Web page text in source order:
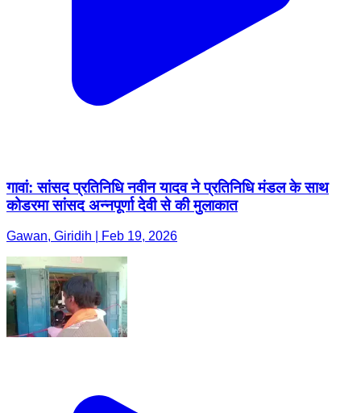
गावां: सांसद प्रतिनिधि नवीन यादव ने प्रतिनिधि मंडल के साथ
कोडरमा सांसद अन्नपूर्णा देवी से की मुलाकात
Gawan, Giridih | Feb 19, 2026